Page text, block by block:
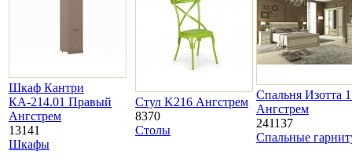
Шкаф Кантри
КА-214.01 Правый
Ангстрем
13141
Шкафы
Стул K216 Ангстрем
8370
Столы
Спальня Изотта
Ангстрем
241137
Спальные